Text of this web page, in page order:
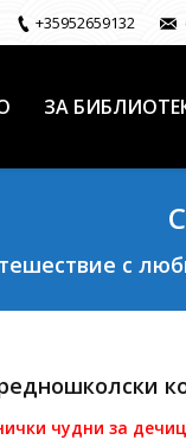
+35952659132
ЗА
с
чудни за